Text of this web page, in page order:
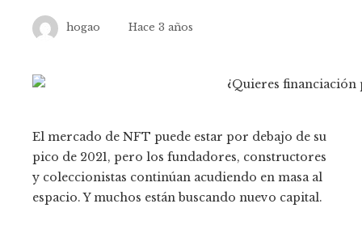
hogao Hace 3 años
El mercado de NFT puede estar por debajo de su
pico de 2021, pero los fundadores, constructores
y coleccionistas continúan acudiendo en masa al
espacio. Y muchos están buscando nuevo capital.